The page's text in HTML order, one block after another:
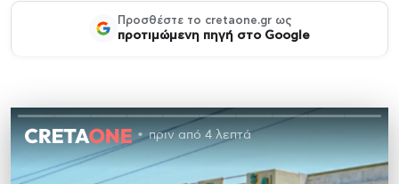
Προσθέστε το cretaone.gr ως
προτιμώμενη πηγή στο Google
πριν από 4 λεπτά